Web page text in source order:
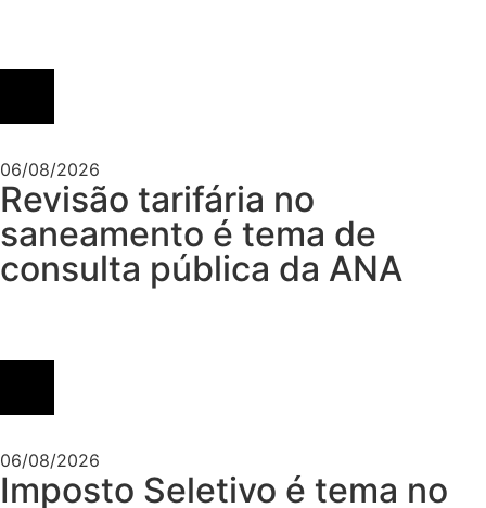
06/08/2026
Revisão tarifária no
saneamento é tema de
consulta pública da ANA
06/08/2026
Imposto Seletivo é tema no